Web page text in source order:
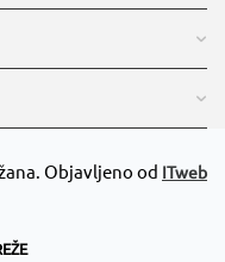
Objavljeno od ITweb